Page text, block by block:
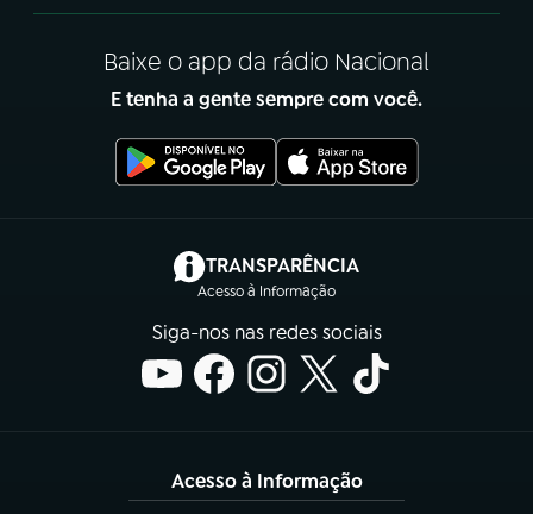
Baixe o app da rádio Nacional
E tenha a gente sempre com você.
TRANSPARÊNCIA
Acesso à Informação
(abre em nova aba)
Siga-nos nas redes sociais
Acesso à Informação